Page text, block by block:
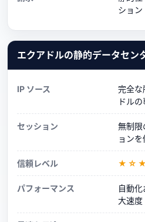
ション
エクアドルの静的データセン
IP ソース
完全な
ドル
セッション
無制限
ョン
信頼レベル ★☆★
パフォーマンス
自動
大速度